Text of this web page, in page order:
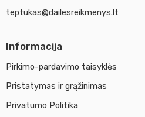
teptukas@dailesreikmenys.lt
Informacija
Pirkimo-pardavimo taisyklės
Pristatymas ir grąžinimas
Privatumo Politika